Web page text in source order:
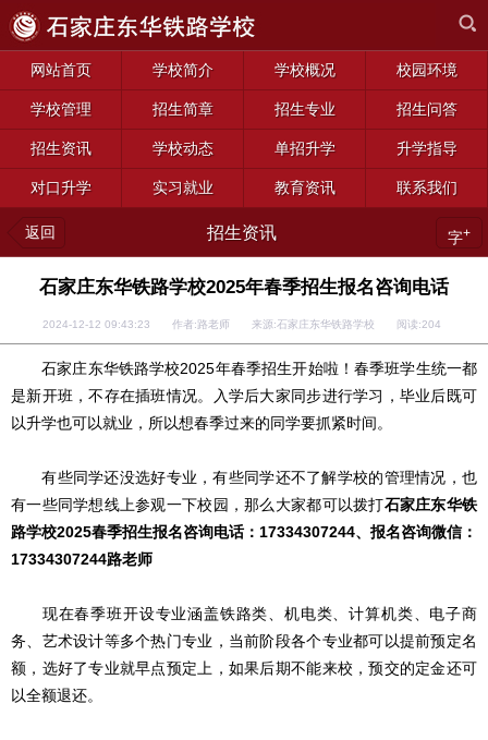
网站首页 学校简介 学校概况 校园环境
学校管理 招生简章 招生专业 招生问答
招生资讯 学校动态 单招升学 升学指导
对口升学 实习就业 教育资讯 联系我们
返回 招生资讯 字+
石家庄东华铁路学校2025年春季招生报名咨询电话
2024-12-12 09:43:23 作者:路老师 来源:石家庄东华铁路学校 阅读:204
石家庄东华铁路学校2025年春季招生开始啦！春季班学生统一都
是新开班，不存在插班情况。入学后大家同步进行学习，毕业后既可
以升学也可以就业，所以想春季过来的同学要抓紧时间。
有些同学还没选好专业，有些同学还不了解学校的管理情况，也
有一些同学想线上参观一下校园，那么大家都可以拨打石家庄东华铁
路学校2025春季招生报名咨询电话：17334307244、报名咨询微信：
17334307244路老师
现在春季班开设专业涵盖铁路类、机电类、计算机类、电子商
务、艺术设计等多个热门专业，当前阶段各个专业都可以提前预定名
额，选好了专业就早点预定上，如果后期不能来校，预交的定金还可
以全额退还。